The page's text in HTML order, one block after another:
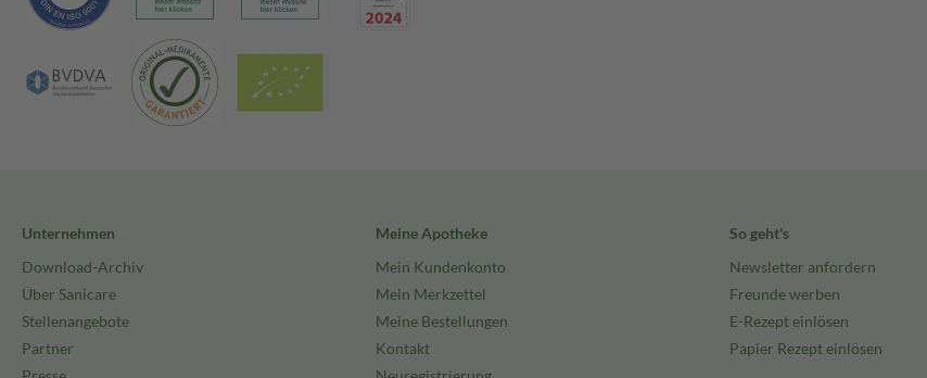
Unternehmen
Download-Archiv
Über Sanicare
Stellenangebote
Partner
Meine Apotheke
Mein Kundenkonto
Mein Merkzettel
Meine Bestellungen
Kontakt
So geht's
Newsletter anfordern
Freunde werben
E-Rezept einlösen
Papier Rezept einlösen